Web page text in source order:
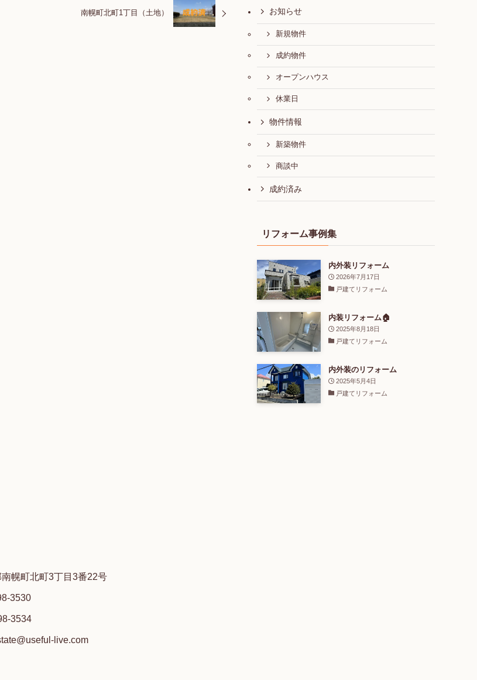
南幌町北町1丁目（土地） お知らせ
新規物件
成約物件
オープンハウス
休業日
物件情報
新築物件
商談中
成約済み
リフォーム事例集
内外装リフォーム
2026年7月17日
戸建てリフォーム
内装リフォーム🏠
2025年8月18日
戸建てリフォーム
内外装のリフォーム
2025年5月4日
戸建てリフォーム
幌町北町3丁目3番22号
3530
3534
live.com